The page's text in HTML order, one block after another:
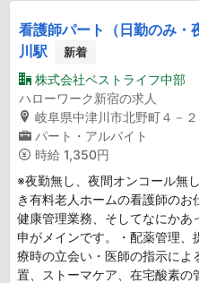
看護師パート（日勤のみ・
川駅
新着
株式会社ベストライフ中部
ハローワーク新宿の求人
岐阜県中津川市北野町４－
パート・アルバイト
時給 1,350円
※夜勤無し、夜間オンコール無
き有料老人ホームの看護師の
健康管理業務、そしてなにかあ
申がメインです。・配薬管理
療時の立会い・医師の指示によ
置、ストーマケア、在宅酸素の